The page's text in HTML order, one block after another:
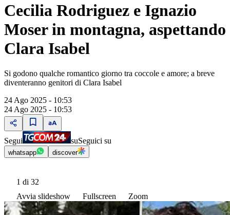
Cecilia Rodriguez e Ignazio
Moser in montagna, aspettando
Clara Isabel
Si godono qualche romantico giorno tra coccole e amore; a breve
diventeranno genitori di Clara Isabel
24 Ago 2025 - 10:53
24 Ago 2025 - 10:53
Segui suSeguici su
whatsapp discover
1 di 32
Avvia slideshow
Fullscreen Zoom